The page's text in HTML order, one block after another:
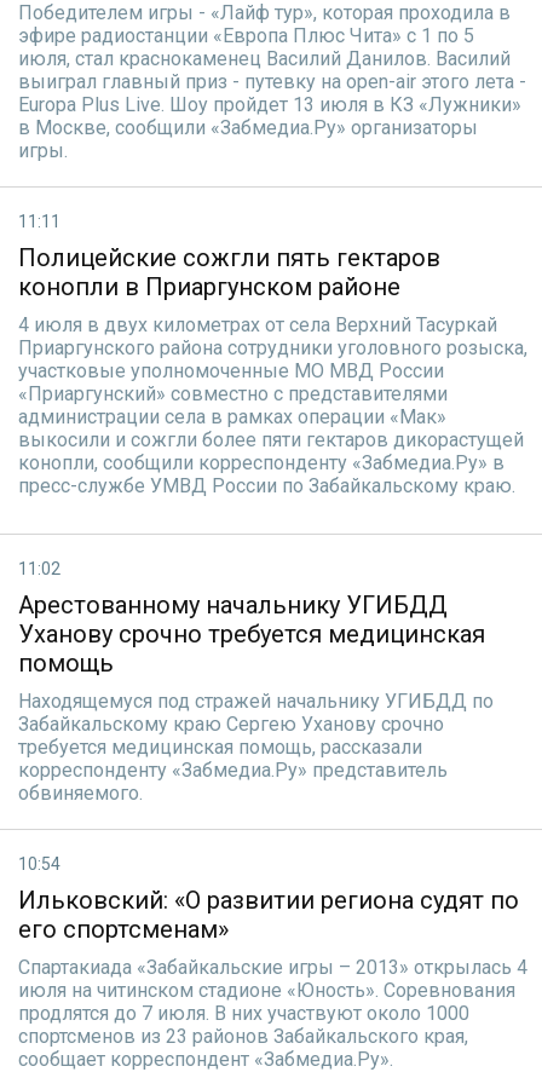
Победителем игры - «Лайф тур», которая проходила в
эфире радиостанции «Европа Плюс Чита» с 1 по 5
июля, стал краснокаменец Василий Данилов. Василий
выиграл главный приз - путевку на open-air этого лета -
Europa Plus Live. Шоу пройдет 13 июля в КЗ «Лужники»
в Москве, сообщили «Забмедиа.Ру» организаторы
игры.
11:11
Полицейские сожгли пять гектаров
конопли в Приаргунском районе
4 июля в двух километрах от села Верхний Тасуркай
Приаргунского района сотрудники уголовного розыска,
участковые уполномоченные МО МВД России
«Приаргунский» совместно с представителями
администрации села в рамках операции «Мак»
выкосили и сожгли более пяти гектаров дикорастущей
конопли, сообщили корреспонденту «Забмедиа.Ру» в
пресс-службе УМВД России по Забайкальскому краю.
11:02
Арестованному начальнику УГИБДД
Уханову срочно требуется медицинская
помощь
Находящемуся под стражей начальнику УГИБДД по
Забайкальскому краю Сергею Уханову срочно
требуется медицинская помощь, рассказали
корреспонденту «Забмедиа.Ру» представитель
обвиняемого.
10:54
Ильковский: «О развитии региона судят по
его спортсменам»
Спартакиада «Забайкальские игры – 2013» открылась 4
июля на читинском стадионе «Юность». Соревнования
продлятся до 7 июля. В них участвуют около 1000
спортсменов из 23 районов Забайкальского края,
сообщает корреспондент «Забмедиа.Ру».